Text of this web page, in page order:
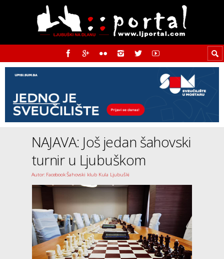
NAJAVA: Još jedan šahovski
turnir u Ljubuškom
Autor: Facebook Šahovski klub Kula Ljubuški